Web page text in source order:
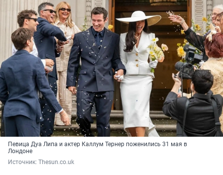
Певица Дуа Липа и актер Каллум Тернер поженились 31 мая в
Лондоне
Источник: Thesun.co.uk